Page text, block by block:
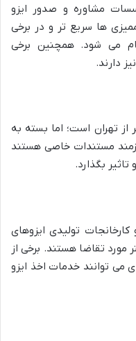
مشاوره و صدور ایزو
ها سریع تر و در برخی
می شود. همچنین برخی
دارند.
از تهران است؛ اما بسته به
مستندات خاصی هستند
بگذارد.
تولیدی ایزوهای
مورد تقاضا هستند. برخی از
توانند خدمات اخذ ایزو